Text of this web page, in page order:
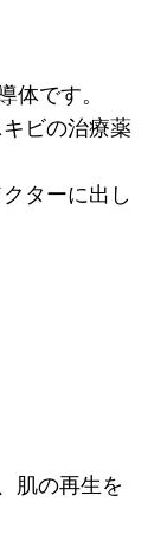
体です。
ビの治療薬
ターに出し
肌の再生を